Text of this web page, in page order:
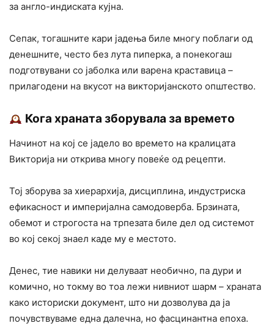
за англо-индиската кујна.
Сепак, тогашните кари јадења биле многу поблаги од
денешните, често без лута пиперка, а понекогаш
подготвувани со јаболка или варена краставица –
прилагодени на вкусот на викторијанското општество.
Кога храната зборувала за времето
Начинот на кој се јадело во времето на кралицата
Викторија ни открива многу повеќе од рецепти.
Тој зборува за хиерархија, дисциплина, индустриска
ефикасност и империјална самодоверба. Брзината,
обемот и строгоста на трпезата биле дел од системот
во кој секој знаел каде му е местото.
Денес, тие навики ни делуваат необично, па дури и
комично, но токму во тоа лежи нивниот шарм – храната
како историски документ, што ни дозволува да ја
почувствуваме една далечна, но фасцинантна епоха.